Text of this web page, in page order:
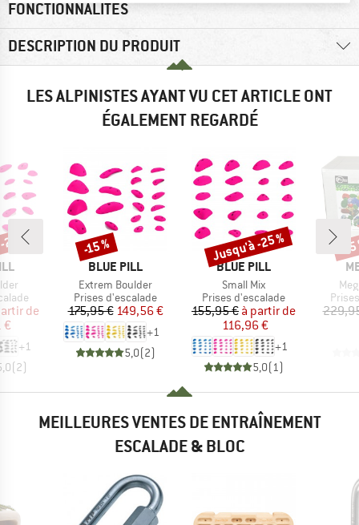
FONCTIONNALITÉS
DESCRIPTION DU PRODUIT
LES ALPINISTES AYANT VU CET ARTICLE ONT
ÉGALEMENT REGARDÉ
réduit
de
€
+1
(2)
%
MARQUE
BLUE PILL
Article
Extrem Boulder
Product group
Prises d'escalade
Prix
175,95 € Prix réduit
149,56 €
+1
5,0(2)
Remise
-15 %
MARQUE
BLUE PILL
Article
Small Mix
Product group
Prises d'escalade
Prix
155,95 € Prix réduit
à partir de
116,96 €
+1
5,0(1 )
Remise
Jusqu'à -25 % -
MEILLEURES VENTES DE ENTRAÎNEMENT
ESCALADE & BLOC